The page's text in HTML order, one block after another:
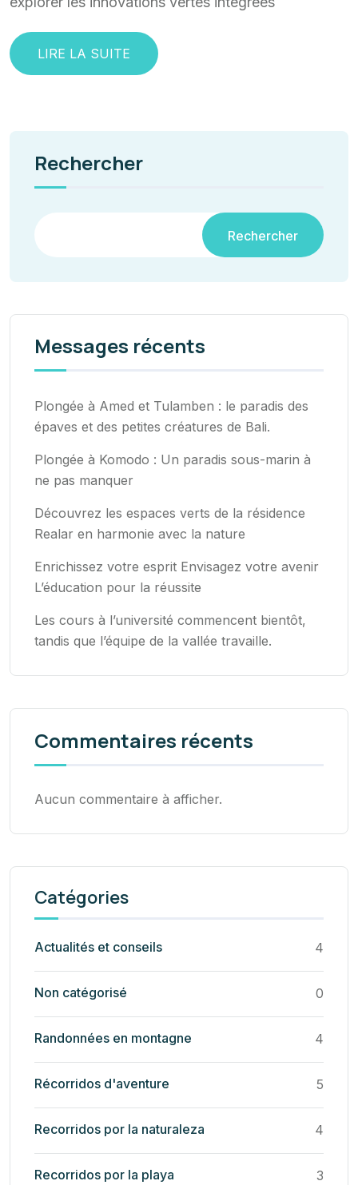
LIRE LA SUITE
Rechercher
Rechercher
Messages récents
Plongée à Amed et Tulamben : le paradis des
épaves et des petites créatures de Bali.
Plongée à Komodo : Un paradis sous-marin à
ne pas manquer
Découvrez les espaces verts de la résidence
Realar en harmonie avec la nature
Enrichissez votre esprit Envisagez votre avenir
L’éducation pour la réussite
Les cours à l’université commencent bientôt,
tandis que l’équipe de la vallée travaille.
Commentaires récents
Aucun commentaire à afficher.
Catégories
Actualités et conseils 4
Non catégorisé 0
Randonnées en montagne 4
Récorridos d'aventure 5
Recorridos por la naturaleza 4
Recorridos por la playa 3